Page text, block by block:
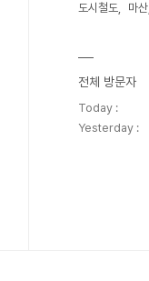
도시철도
마산
전체 방문자
Today :
Yesterday :